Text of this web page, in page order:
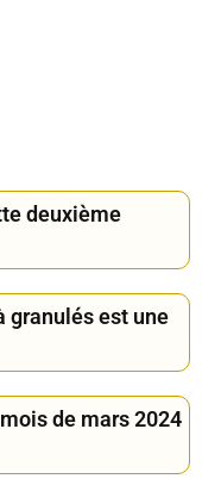
deuxième
granulés est une
de mars 2024